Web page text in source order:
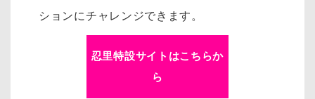
ションにチャレンジできます。
忍里特設サイトはこちらか
ら